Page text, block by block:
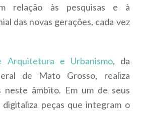
relação às pesquisas e à
das novas gerações, cada vez
Arquitetura e Urbanismo, da
de Mato Grosso, realiza
neste âmbito. Em um de seus
peças que integram o